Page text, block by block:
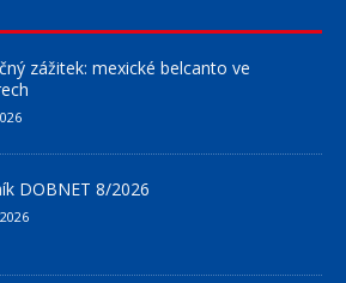
zážitek: mexické belcanto ve
DOBNET 8/2026